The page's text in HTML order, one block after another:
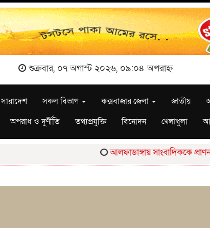
শুক্রবার, ০৭ অগাস্ট ২০২৬, ০৯:০৪ অপরাহ্ন
সারাদেশ সকল বিভাগ কক্সবাজার জেলা জাতীয়
অপরাধ ও দুর্ণীতি তথ্যপ্রযুক্তি বিনোদন খেলাধুলা
আলফাডাঙ্গায় সাংবাদিককে